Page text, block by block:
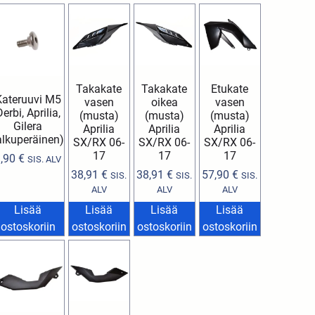
M5
Aprilia,
Gilera
€ SIS. ALV
Lisää
ostoskoriin
Takakate
vasen
(musta)
Aprilia
SX/RX 06-
17
38,91€ SIS.
ALV
Lisää
ostoskoriin
Takakate
oikea
(musta)
Aprilia
SX/RX 06-
17
38,91€ SIS.
ALV
Lisää
ostoskoriin
Etukate
vasen
(musta)
Aprilia
SX/RX 06-
17
57,90€ SIS.
ALV
Lisää
ostoskoriin